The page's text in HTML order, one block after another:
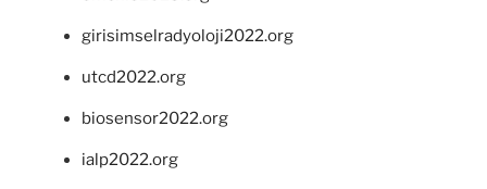
girisimselradyoloji2022.org
utcd2022.org
biosensor2022.org
ialp2022.org